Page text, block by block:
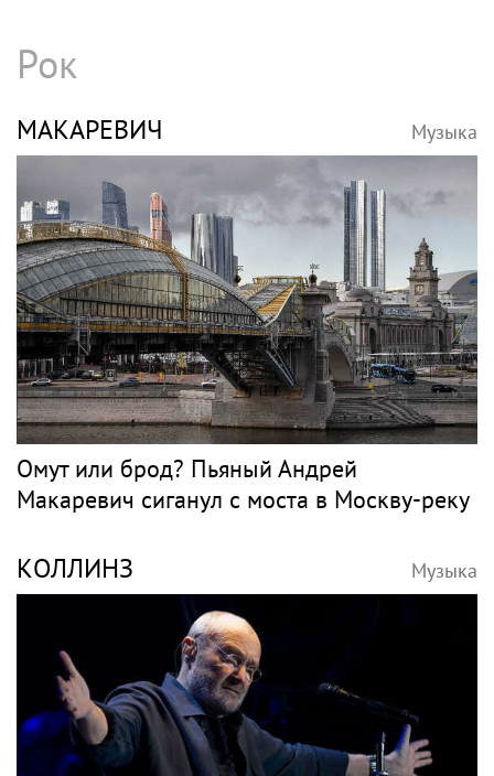
Рок
МАКАРЕВИЧ Музыка
Омут или брод? Пьяный Андрей
Макаревич сиганул с моста в Москву-реку
КОЛЛИНЗ Музыка